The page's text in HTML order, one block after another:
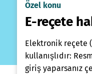
Özel konu
E-reçete
Elektronik reçete
kullanışlıdır:
giriş yaparsanız